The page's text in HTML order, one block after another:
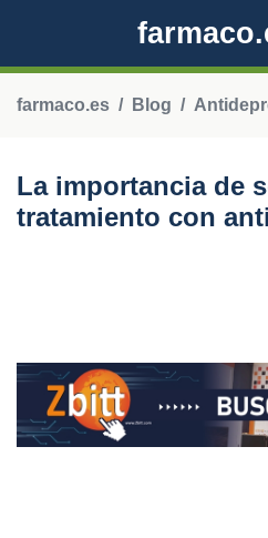
farmaco.es Blog
La importancia de
tratamiento con